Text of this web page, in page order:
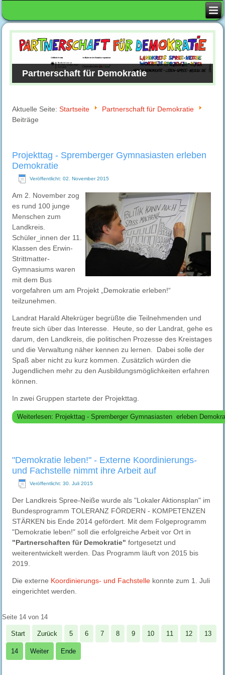
Partnerschaft für Demokratie
Aktuelle Seite:Startseite
Partnerschaft für Demokratie
Beiträge
Projekttag - Spremberger Gymnasiasten erleben
Demokratie
Veröffentlicht: 02. November 2015
Am 2. November zog
es rund 100 junge
Menschen zum
Landkreis.
Schüler_innen der 11.
Klassen des Erwin-
Strittmatter-
Gymnasiums waren
mit dem Bus
vorgefahren um am Projekt „Demokratie erleben!“
teilzunehmen.
Landrat Harald Altekrüger begrüßte die Teilnehmenden und
freute sich über das Interesse. Heute, so der Landrat, gehe es
darum, den Landkreis, die politischen Prozesse des Kreistages
und die Verwaltung näher kennen zu lernen. Dabei solle der
Spaß aber nicht zu kurz kommen. Zusätzlich würden die
Jugendlichen mehr zu den Ausbildungsmöglichkeiten erfahren
können.
In zwei Gruppen startete der Projekttag.
Weiterlesen: Projekttag - Spremberger Gymnasiasten erleben
"Demokratie leben!" - Externe Koordinierungs-
und Fachstelle nimmt ihre Arbeit auf
Veröffentlicht: 30. Juli 2015
Der Landkreis Spree-Neiße wurde als "Lokaler Aktionsplan" im
Bundesprogramm TOLERANZ FÖRDERN - KOMPETENZEN
STÄRKEN bis Ende 2014 gefördert. Mit dem Folgeprogramm
"Demokratie leben!" soll die erfolgreiche Arbeit vor Ort in
"Partnerschaften für Demokratie" fortgesetzt und
weiterentwickelt werden. Das Programm läuft von 2015 bis
2019.
Die externe Koordinierungs- und Fachstelle konnte zum 1. Juli
eingerichtet werden.
Seite 14 von 14
Start Zurück 5 6 7 8 9 10 11 12 13
14 Weiter Ende